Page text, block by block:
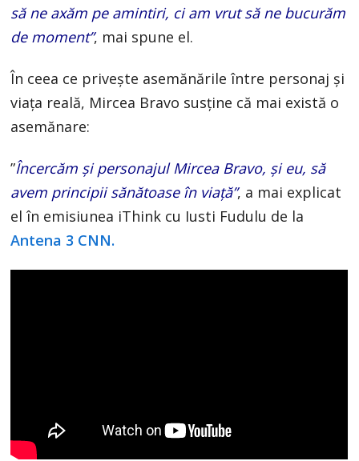
să ne axăm pe amintiri, ci am vrut să ne bucurăm
de moment”, mai spune el.
În ceea ce privește asemănările între personaj și
viața reală, Mircea Bravo susține că mai există o
asemănare:
”Încercăm și personajul Mircea Bravo, și eu, să
avem principii sănătoase în viață”, a mai explicat
el în emisiunea iThink cu Iusti Fudulu de la
Antena 3 CNN.